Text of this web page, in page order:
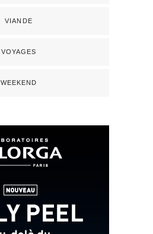
VIANDE
VOYAGES
WEEKEND